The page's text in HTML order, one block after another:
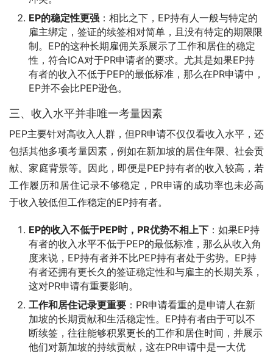
EP的稳定性更强 ：相比之下，EP持有人一般与特定的
雇主绑定，签证的续签相对简单，且没有特定的期限限
制。EP的这种长期雇佣关系展示了工作和居住的稳定
性，符合ICA对于PR申请者的要求。尤其是如果EP持
有者的收入不低于PEP的最低标准，那么在PR申请中，
EP并不会比PEP逊色。
三、收入水平并非唯一考量因素
PEP主要针对高收入人群，但PR申请不仅仅看收入水平，还
包括其他多项考量因素，例如在新加坡的居住年限、社会贡
献、家庭背景等。因此，即便是PEP持有者的收入较高，若
工作履历和居住记录不够稳定，PR申请的成功率也未必高
于收入较低但工作稳定的EP持有者。
EP的收入不低于PEP时，PR优势不相上下 ：如果EP持
有者的收入水平不低于PEP的最低标准，那么从收入角
度来说，EP持有者并不比PEP持有者处于劣势。EP持
有者还拥有更长久的签证稳定性和与雇主的长期关系，
这对PR申请有重要影响。
工作和居住记录更重要 ：PR申请看重的是申请人在新
加坡的长期贡献和生活稳定性。EP持有者由于可以不
断续签，往往能够积累更长的工作和居住时间，并展示
他们对新加坡的持续贡献，这在PR申请中是一大优